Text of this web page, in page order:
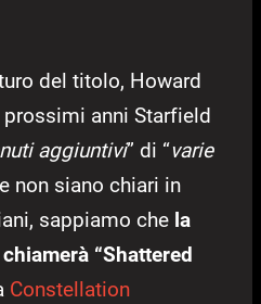
del titolo, Howard
anni Starfield
aggiuntivi” di “varie
non siano chiari in
sappiamo che la
“Shattered
Constellation